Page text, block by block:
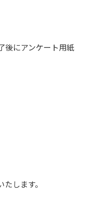
後にアンケート用紙
します。